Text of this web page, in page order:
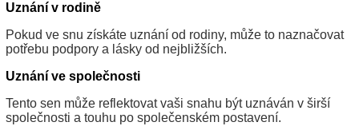
Uznání v rodině
Pokud ve snu získáte uznání od rodiny, může to naznačovat
potřebu podpory a lásky od nejbližších.
Uznání ve společnosti
Tento sen může reflektovat vaši snahu být uznáván v širší
společnosti a touhu po společenském postavení.